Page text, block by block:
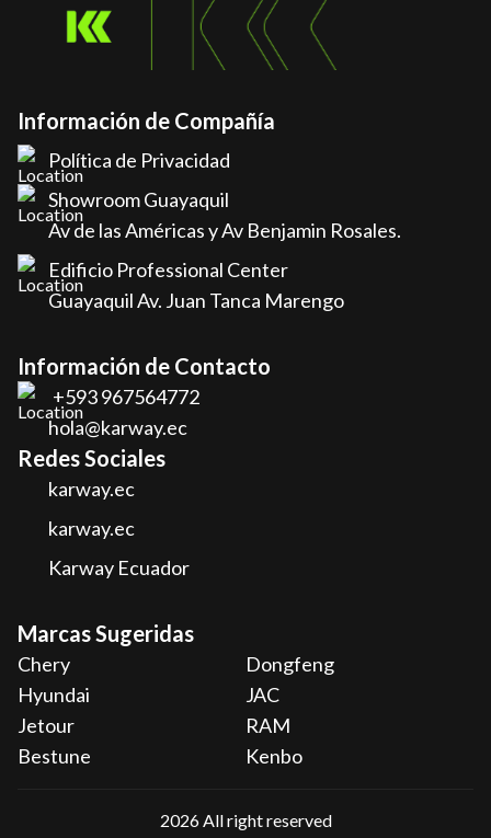
Información de Compañía
Política de Privacidad
Showroom Guayaquil
Av de las Américas y Av Benjamin Rosales.
Edificio Professional Center
Guayaquil Av. Juan Tanca Marengo
Información de Contacto
+593 967564772
hola@karway.ec
Redes Sociales
karway.ec
karway.ec
Karway Ecuador
Marcas Sugeridas
Chery
Dongfeng
Hyundai
JAC
Jetour
RAM
Bestune
Kenbo
2026All right reserved